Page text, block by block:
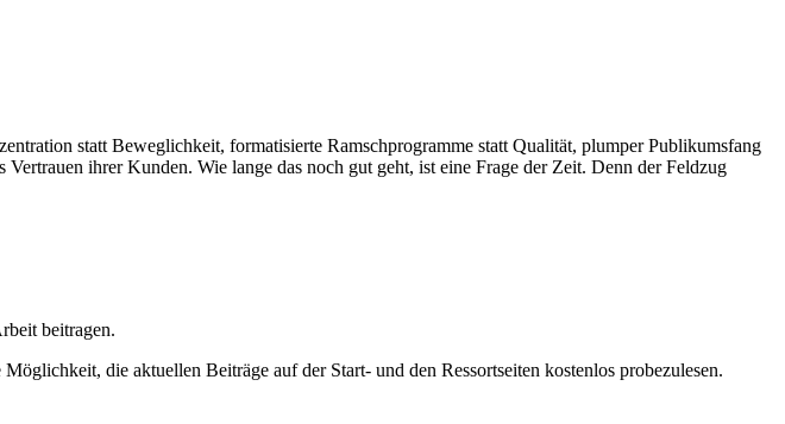
statt Beweglichkeit, formatisierte Ramschprogramme statt Qualität, plumper Publikumsfang
ihrer Kunden. Wie lange das noch gut geht, ist eine Frage der Zeit. Denn der Feldzug
beitragen.
die aktuellen Beiträge auf der Start- und den Ressortseiten kostenlos probezulesen.